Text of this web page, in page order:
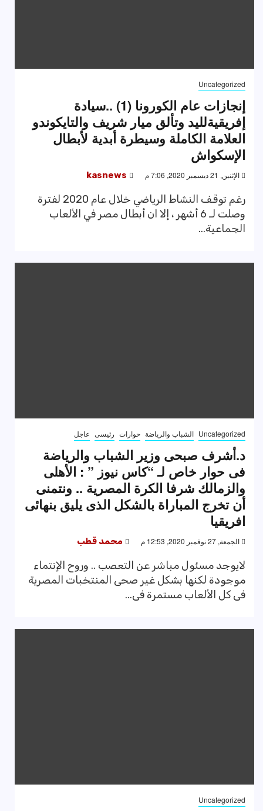
Uncategorized
إنجازات عام الكورونا (1) ..سيادة
إفريقيةلليد وتألق ميار شريف والتايكوندو
العلامة الكاملة وسيطرة أبدية لأبطال
الإسكواش
الإثنين, 21 ديسمبر 2020, 7:06 م kasnews
رغم توقف النشاط الرياضي خلال عام 2020 لفترة
وصلت لـ 6 أشهر ، إلا ان أبطال مصر في الألعاب
الجماعية...
Uncategorized الشباب والرياضة حوارات رئيسى عاجل
د.أشرف صبحى وزير الشباب والرياضة
فى حوار خاص لـ “كاس نيوز ” : الأهلى
والزمالك شرفا الكرة المصرية .. ونتمنى
أن تخرج المباراة بالشكل الذى يليق بنهائى
افريقيا
الجمعة, 27 نوفمبر 2020, 12:53 م محمد قطب
لايوجد مسئول مباشر عن التعصب .. وروح الإنتماء
موجودة لكنها بشكل غير صحى المنتخبات المصرية
فى كل الألعاب مستمرة فى...
Uncategorized